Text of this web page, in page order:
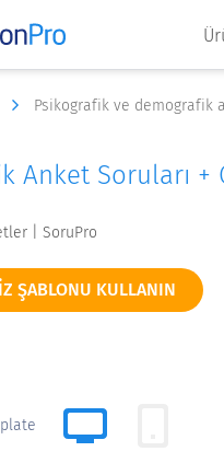
Psikografik ve demografik
Anket Soruları
| SoruPro
ŞABLONU KULLANIN